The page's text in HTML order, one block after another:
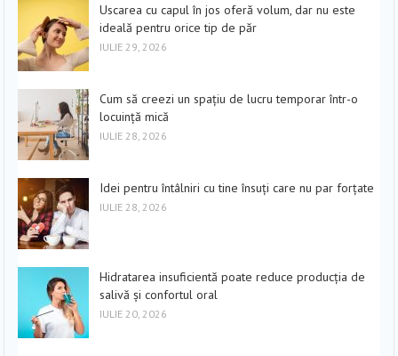
Uscarea cu capul în jos oferă volum, dar nu este
ideală pentru orice tip de păr
IULIE 29, 2026
Cum să creezi un spațiu de lucru temporar într-o
locuință mică
IULIE 28, 2026
Idei pentru întâlniri cu tine însuți care nu par forțate
IULIE 28, 2026
Hidratarea insuficientă poate reduce producția de
salivă și confortul oral
IULIE 20, 2026